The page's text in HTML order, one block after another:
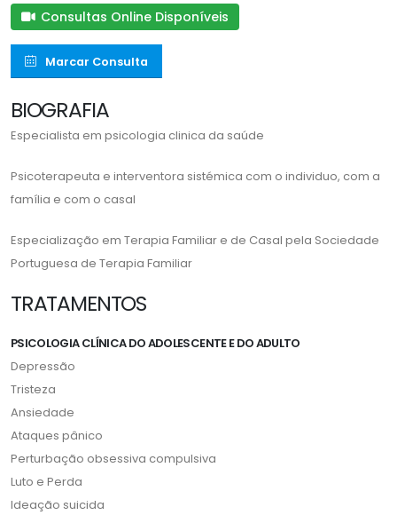
Consultas Online Disponíveis
Marcar Consulta
BIOGRAFIA
Especialista em psicologia clinica da saúde
Psicoterapeuta e interventora sistémica com o individuo, com a
família e com o casal
Especialização em Terapia Familiar e de Casal pela Sociedade
Portuguesa de Terapia Familiar
TRATAMENTOS
PSICOLOGIA CLÍNICA DO ADOLESCENTE E DO ADULTO
Depressão
Tristeza
Ansiedade
Ataques pânico
Perturbação obsessiva compulsiva
Luto e Perda
Ideação suicida